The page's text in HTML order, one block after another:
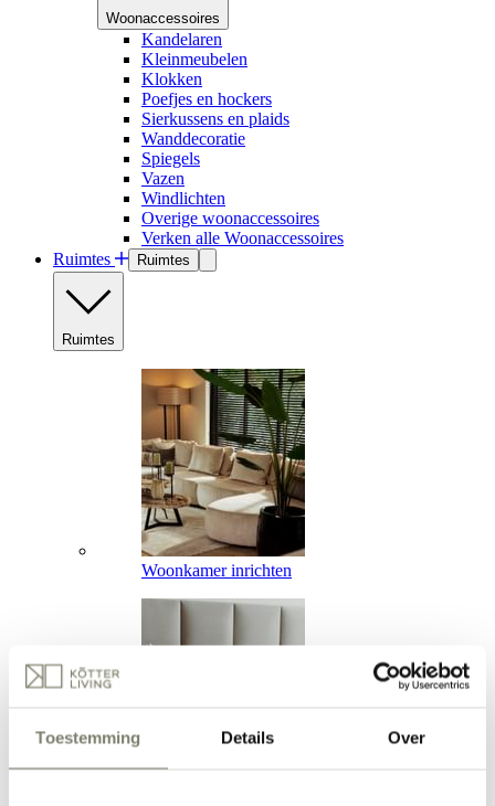
Toestemming Details Over
Woonaccessoires
Kandelaren
Kleinmeubelen
Klokken
Poefjes en hockers
Sierkussens en plaids
Wanddecoratie
Spiegels
Vazen
Windlichten
Overige woonaccessoires
Verken alle Woonaccessoires
Ruimtes
Ruimtes
Ruimtes
Woonkamer inrichten